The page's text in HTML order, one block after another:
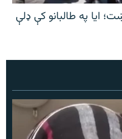
ایا په طالبانو کې ډلې